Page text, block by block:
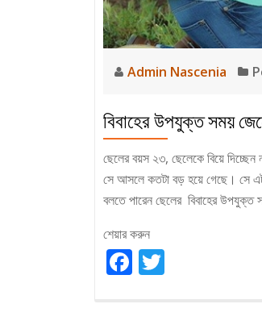
Admin Nascenia
বিবাহের উপযুক্ত সময়
ছেলের বয়স ২৩, ছেলেকে বিয়ে
সে আসলে কতটা বড় হয়ে গেছে। সে
বলতে পারেন ছেলের বিবাহের উপযুক্ত
শেয়ার করুন
Facebook